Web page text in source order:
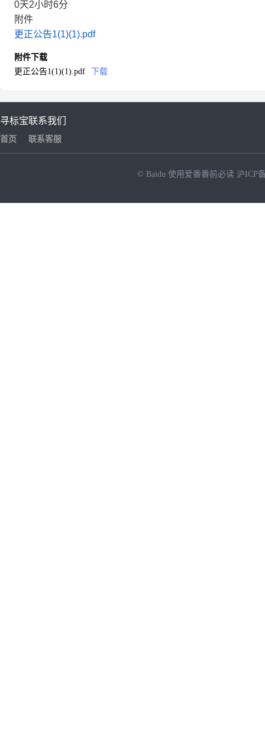
0天2小时6分
附件
更正公告1(1)(1).pdf
附件下载
更正公告1(1)(1).pdf
下载
寻标宝
首页
联系我们
联系客服
© Baidu 使用爱番番前必读 沪ICP